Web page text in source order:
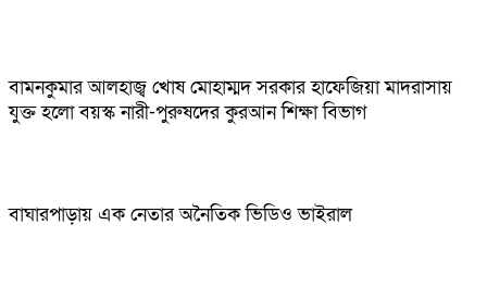
বামনকুমার আলহাজ্ব খোষ মোহাম্মদ সরকার হাফেজিয়া মাদরাসায়
যুক্ত হলো বয়স্ক নারী-পুরুষদের কুরআন শিক্ষা বিভাগ
বাঘারপাড়ায় এক নেতার অনৈতিক ভিডিও ভাইরাল